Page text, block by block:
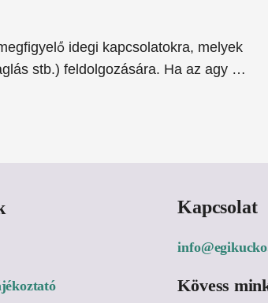
idegi kapcsolatokra, melyek
stb.) feldolgozására. Ha az agy …
Kapcsolat
Kövess